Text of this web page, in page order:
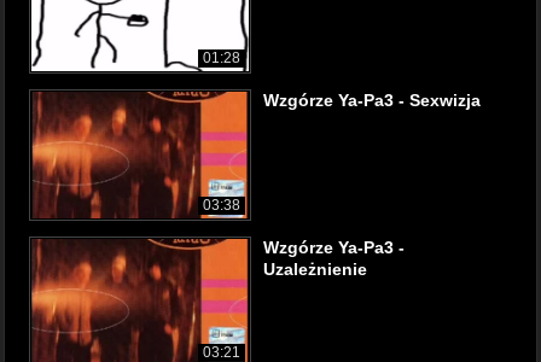
01:28
03:38
Wzgórze Ya-Pa3 - Sexwizja
03:21
Wzgórze Ya-Pa3 -
Uzależnienie